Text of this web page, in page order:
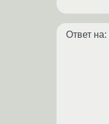
Ответ на: